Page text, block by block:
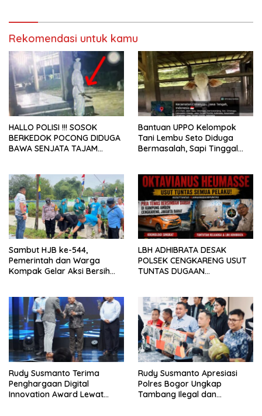
Rekomendasi untuk kamu
HALLO POLISI !!! SOSOK
BERKEDOK POCONG DIDUGA
BAWA SENJATA TAJAM
LEBONG
Bantuan UPPO Kelompok
Tani Lembu Seto Diduga
Bermasalah, Sapi Tinggal
Sambut HJB ke-544,
Pemerintah dan Warga
Kompak Gelar Aksi Bersih
LBH ADHIBRATA DESAK
POLSEK CENGKARENG USUT
TUNTAS DUGAAN
Rudy Susmanto Terima
Penghargaan Digital
Innovation Award Lewat
Rudy Susmanto Apresiasi
Polres Bogor Ungkap
Tambang Ilegal dan